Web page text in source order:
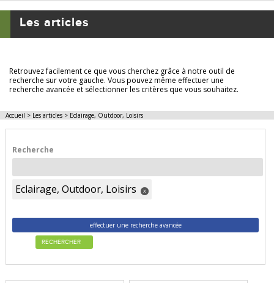
Les articles
Retrouvez facilement ce que vous cherchez grâce à notre outil de
recherche sur votre gauche. Vous pouvez même effectuer une
recherche avancée et sélectionner les critères que vous souhaitez.
Accueil > Les articles> Eclairage, Outdoor, Loisirs
Recherche
Eclairage, Outdoor, Loisirs x
effectuer une recherche avancée
RECHERCHER